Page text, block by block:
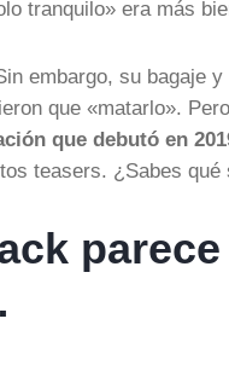
tranquilo» era más
embargo, su bagaje
que «matarlo».
que debutó en
teasers. ¿Sabes